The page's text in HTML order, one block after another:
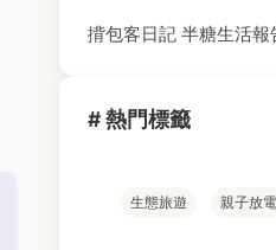
揹包客日記 半糖生活報
# 熱門標籤
生態旅遊 親子放電